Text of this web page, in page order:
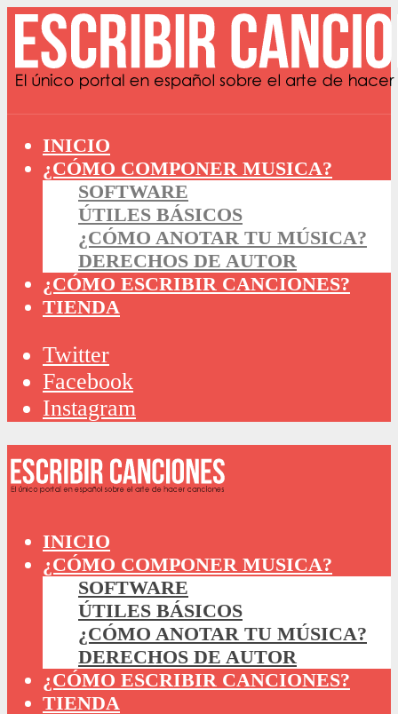
INICIO
¿CÓMO COMPONER MUSICA?
SOFTWARE
ÚTILES BÁSICOS
¿CÓMO ANOTAR TU MÚSICA?
DERECHOS DE AUTOR
¿CÓMO ESCRIBIR CANCIONES?
TIENDA
Twitter
Facebook
Instagram
INICIO
¿CÓMO COMPONER MUSICA?
SOFTWARE
ÚTILES BÁSICOS
¿CÓMO ANOTAR TU MÚSICA?
DERECHOS DE AUTOR
¿CÓMO ESCRIBIR CANCIONES?
TIENDA